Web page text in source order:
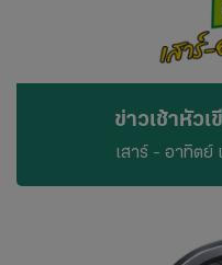
ข่าวเช้าหัว
เสาร์ - อาทิตย์